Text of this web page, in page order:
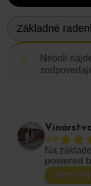
Základné
Neboli
4.9
Na
powered